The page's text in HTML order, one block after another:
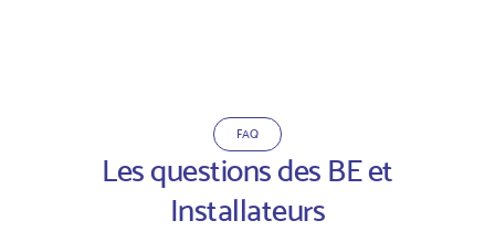
FAQ
Les questions des BE et
Installateurs